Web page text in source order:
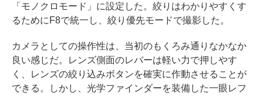
「モノクロモード」に設定した。絞りはわかりやすくす
るためにF8で統一し、絞り優先モードで撮影した。
カメラとしての操作性は、当初のもくろみ通りなかなか
良い感じだ。レンズ側面のレバーは軽い力で押しやす
く、レンズの絞り込みボタンを確実に作動させることが
できる。しかし、光学ファインダーを装備した一眼レフ